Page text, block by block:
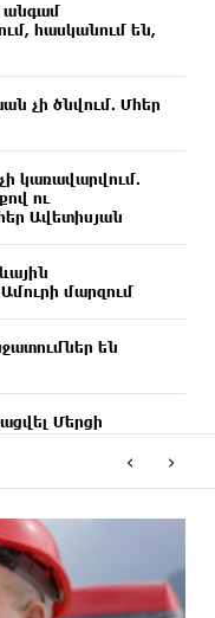
անգամ
հասկանում են,
չի ծնվում. Մհեր
կառավարվում.
ու
Ավետիսյան
մարզում
են
Մերցի
շրջանցել է
‹ ›